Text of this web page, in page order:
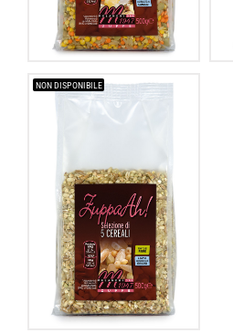
NON DISPONIBILE